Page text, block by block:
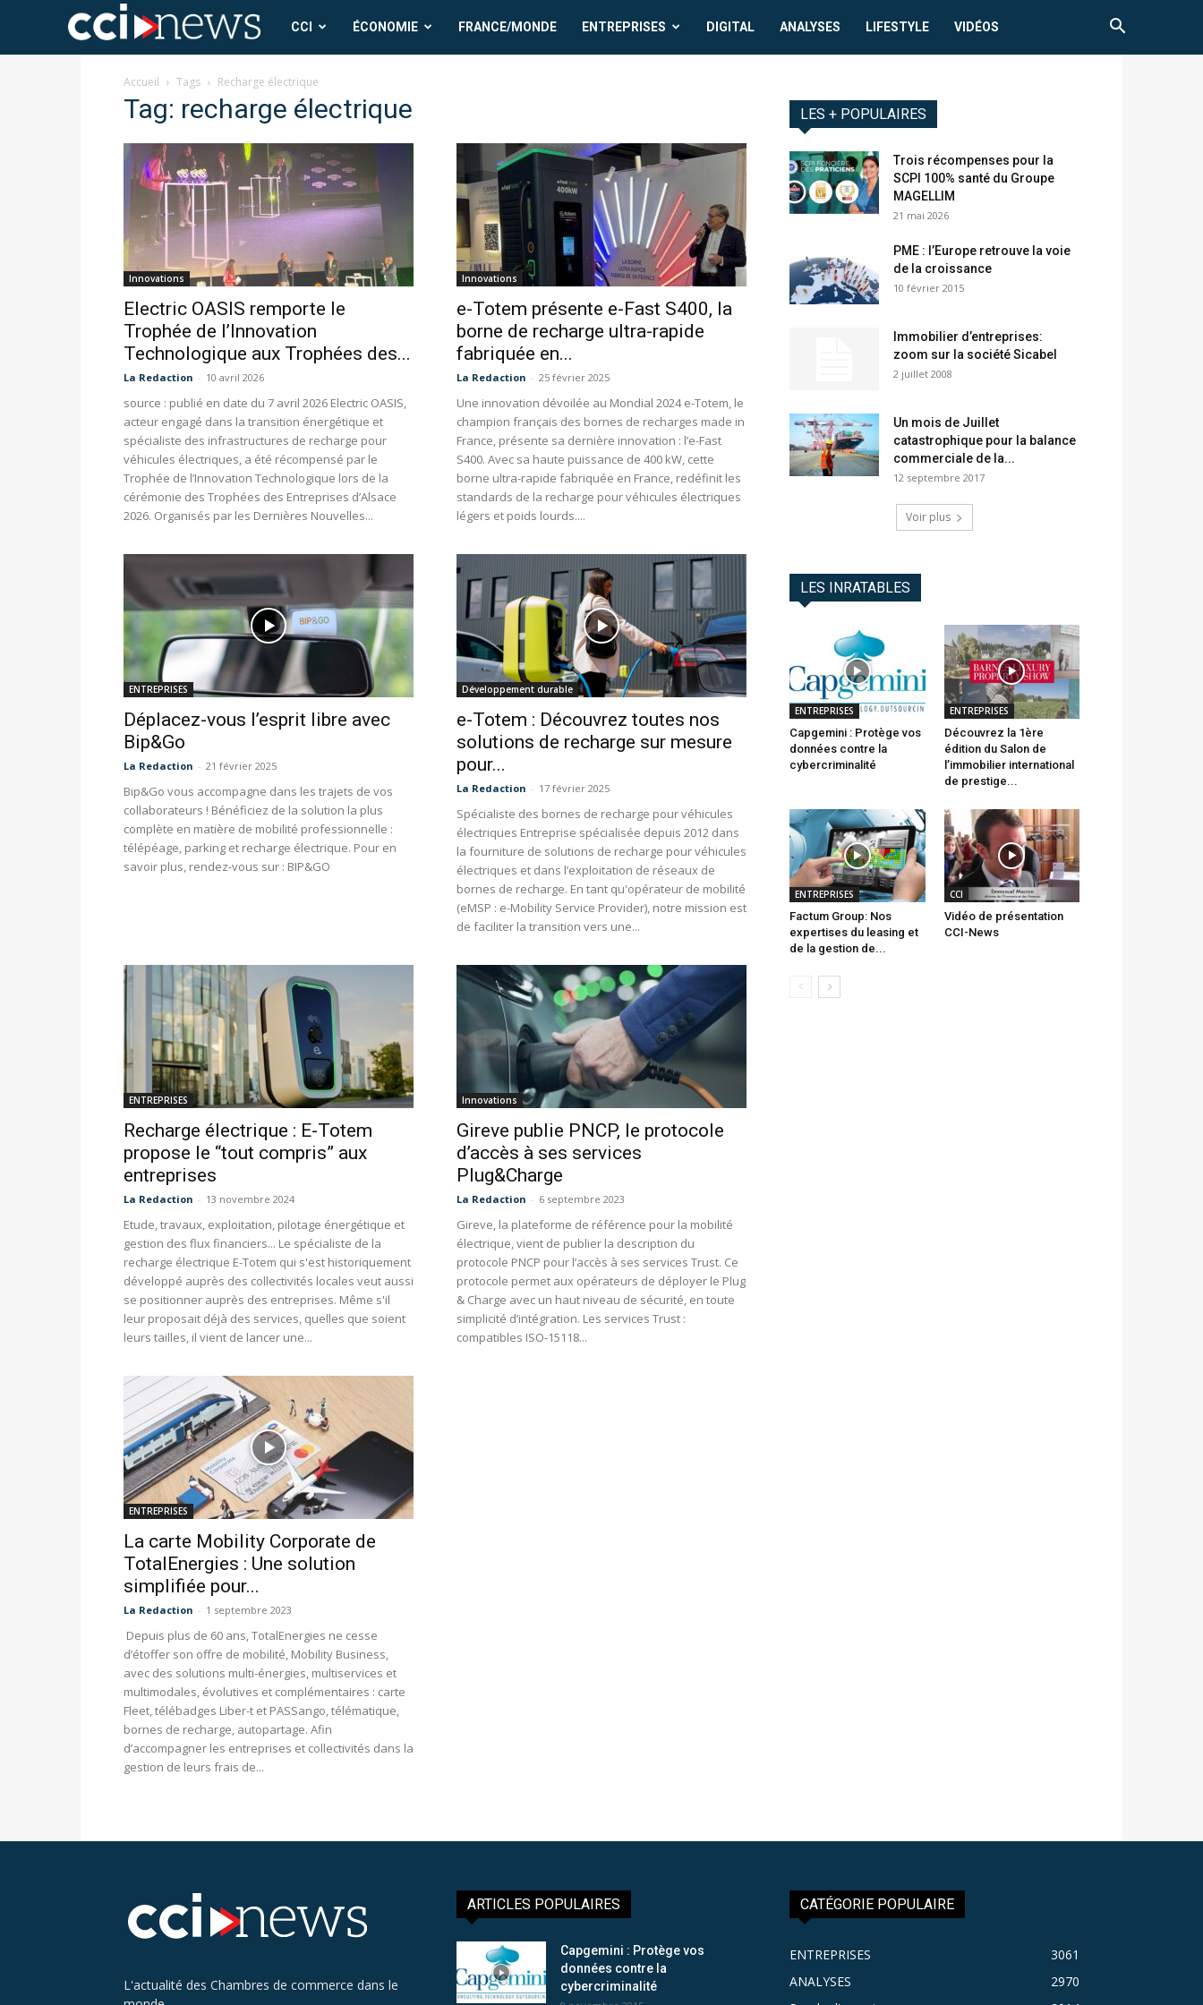
CCI
News
CCI ÉCONOMIE FRANCE/MONDE ENTREPRISES DIGITAL ANALYSES LIFESTYLE VIDÉOS
Accueil Tags Recharge électrique
Tag: recharge électrique
Innovations
Electric OASIS remporte le
Trophée de l’Innovation
Technologique aux Trophées des...
La Redaction - 10 avril 2026
source : publié en date du 7 avril 2026 Electric OASIS,
acteur engagé dans la transition énergétique et
spécialiste des infrastructures de recharge pour
véhicules électriques, a été récompensé par le
Trophée de l’Innovation Technologique lors de la
cérémonie des Trophées des Entreprises d’Alsace
2026. Organisés par les Dernières Nouvelles...
Innovations
e-Totem présente e-Fast S400, la
borne de recharge ultra-rapide
fabriquée en...
La Redaction - 25 février 2025
Une innovation dévoilée au Mondial 2024 e-Totem, le
champion français des bornes de recharges made in
France, présente sa dernière innovation : l’e-Fast
S400. Avec sa haute puissance de 400 kW, cette
borne ultra-rapide fabriquée en France, redéfinit les
standards de la recharge pour véhicules électriques
légers et poids lourds....
ENTREPRISES
Déplacez-vous l’esprit libre avec
Bip&Go
La Redaction - 21 février 2025
Bip&Go vous accompagne dans les trajets de vos
collaborateurs ! Bénéficiez de la solution la plus
complète en matière de mobilité professionnelle :
télépéage, parking et recharge électrique. Pour en
savoir plus, rendez-vous sur : BIP&GO
Développement durable
e-Totem : Découvrez toutes nos
solutions de recharge sur mesure
pour...
La Redaction - 17 février 2025
Spécialiste des bornes de recharge pour véhicules
électriques Entreprise spécialisée depuis 2012 dans
la fourniture de solutions de recharge pour véhicules
électriques et dans l’exploitation de réseaux de
bornes de recharge. En tant qu'opérateur de mobilité
(eMSP : e-Mobility Service Provider), notre mission est
de faciliter la transition vers une...
ENTREPRISES
Recharge électrique : E-Totem
propose le “tout compris” aux
entreprises
La Redaction - 13 novembre 2024
Etude, travaux, exploitation, pilotage énergétique et
gestion des flux financiers... Le spécialiste de la
recharge électrique E-Totem qui s'est historiquement
développé auprès des collectivités locales veut aussi
se positionner auprès des entreprises. Même s'il
leur proposait déjà des services, quelles que soient
leurs tailles, il vient de lancer une...
Innovations
Gireve publie PNCP, le protocole
d’accès à ses services
Plug&Charge
La Redaction - 6 septembre 2023
Gireve, la plateforme de référence pour la mobilité
électrique, vient de publier la description du
protocole PNCP pour l’accès à ses services Trust. Ce
protocole permet aux opérateurs de déployer le Plug
& Charge avec un haut niveau de sécurité, en toute
simplicité d’intégration. Les services Trust :
compatibles ISO-15118...
ENTREPRISES
La carte Mobility Corporate de
TotalEnergies : Une solution
simplifiée pour...
La Redaction - 1 septembre 2023
Depuis plus de 60 ans, TotalEnergies ne cesse
d’étoffer son offre de mobilité, Mobility Business,
avec des solutions multi-énergies, multiservices et
multimodales, évolutives et complémentaires : carte
Fleet, télébadges Liber-t et PASSango, télématique,
bornes de recharge, autopartage. Afin
d’accompagner les entreprises et collectivités dans la
gestion de leurs frais de...
LES + POPULAIRES
Trois récompenses pour la
SCPI 100% santé du Groupe
MAGELLIM
21 mai 2026
PME : l’Europe retrouve la voie
de la croissance
10 février 2015
Immobilier d’entreprises:
zoom sur la société Sicabel
2 juillet 2008
Un mois de Juillet
catastrophique pour la balance
commerciale de la...
12 septembre 2017
Voir plus
LES INRATABLES
ENTREPRISES
Capgemini : Protège vos
données contre la
cybercriminalité
ENTREPRISES
Découvrez la 1ère
édition du Salon de
l’immobilier international
de prestige...
ENTREPRISES
Factum Group: Nos
expertises du leasing et
de la gestion de...
CCI
Vidéo de présentation
CCI-News
L'actualité des Chambres de commerce dans le
ARTICLES POPULAIRES
Capgemini : Protège vos
données contre la
cybercriminalité
CATÉGORIE POPULAIRE
ENTREPRISES
3061
ANALYSES
2970